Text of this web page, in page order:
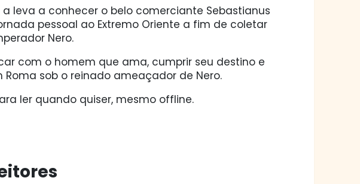
leva a conhecer o belo comerciante Sebastianus
pessoal ao Extremo Oriente a fim de coletar
Nero.
com o homem que ama, cumprir seu destino e
sob o reinado ameaçador de Nero.
ler quando quiser, mesmo offline.